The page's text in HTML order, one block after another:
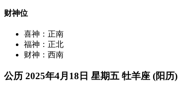
财神位
喜神：正南
福神：正北
财神：西南
公历 2025年4月18日 星期五 牡羊座 (阳历)